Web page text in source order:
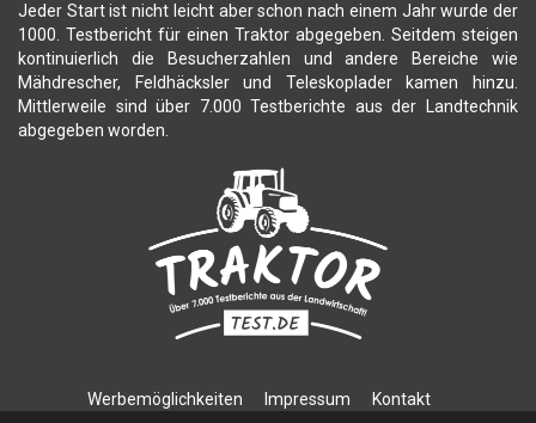
Jeder Start ist nicht leicht aber schon nach einem Jahr wurde der
1000. Testbericht für einen Traktor abgegeben. Seitdem steigen
kontinuierlich die Besucherzahlen und andere Bereiche wie
Mähdrescher, Feldhäcksler und Teleskoplader kamen hinzu.
Mittlerweile sind über 7.000 Testberichte aus der Landtechnik
abgegeben worden.
Werbemöglichkeiten Impressum
Kontakt